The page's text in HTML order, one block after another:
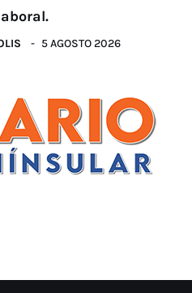
5 AGOSTO 2026